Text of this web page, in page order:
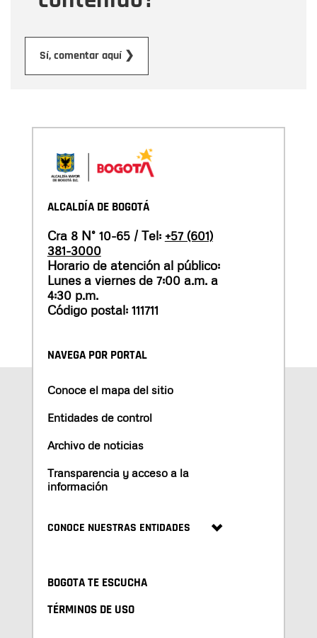
Sí, comentar aquí ❯
ALCALDÍA DE BOGOTÁ
Cra 8 N° 10-65 / Tel: +57 (601)
381-3000
Horario de atención al público:
Lunes a viernes de 7:00 a.m. a
4:30 p.m.
Código postal: 111711
NAVEGA POR PORTAL
Conoce el mapa del sitio
Entidades de control
Archivo de noticias
Transparencia y acceso a la
información
CONOCE NUESTRAS ENTIDADES
BOGOTA TE ESCUCHA
TÉRMINOS DE USO